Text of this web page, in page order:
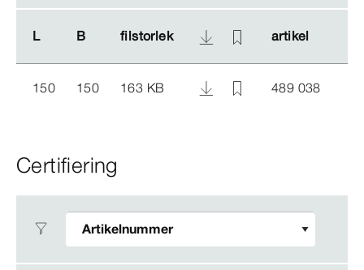
L B filstorlek artikel
L B filstorlek artikel
150 150 163 KB 489 038
Certifiering